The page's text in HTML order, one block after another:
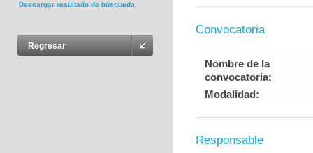
Descargar resultado de búsqueda
Regresar
Convocatoria
Nombre de la
convocatoria:
Modalidad:
Responsable